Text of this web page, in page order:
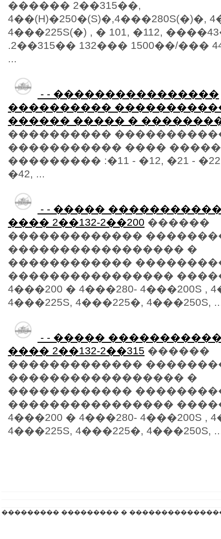
������ 2��315��,
4��(H)�250�(S)�,4���280S(�)�,
4���225S(�) , � 101, �112,
.2��315�� 132��� 1500��/���
...
- - ����������������
����������
������ ����� �
����������
����������� ����
��������� :�11 - �12, �21 - �22,
�42, ...
- - �����
���� 2��132-2��200 ������
�������������
����������������� �
������������
����������������
4���200 � 4���280- 4���200S ,
4���225S, 4���225�, 4���250S,
- - �����
���� 2��132-2��315 ������
�������������
����������������� �
������������
����������������
4���200 � 4���280- 4���200S ,
4���225S, 4���225�, 4���250S,
��������� ��������� �